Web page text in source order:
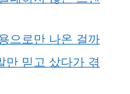
으로만 나온 걸까
만 믿고 샀다가 겪